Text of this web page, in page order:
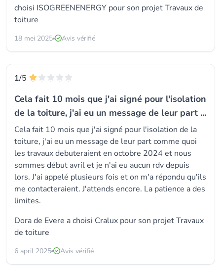
choisi ISOGREENENERGY pour son projet Travaux de
toiture
18 mei 2025 Avis vérifié
1/5
Cela fait 10 mois que j'ai signé pour l'isolation
de la toiture, j'ai eu un message de leur part ...
Cela fait 10 mois que j'ai signé pour l'isolation de la
toiture, j'ai eu un message de leur part comme quoi
les travaux debuteraient en octobre 2024 et nous
sommes début avril et je n'ai eu aucun rdv depuis
lors. J'ai appelé plusieurs fois et on m'a répondu qu'ils
me contacteraient. J'attends encore. La patience a des
limites.
Dora de Evere a choisi Cralux pour son projet Travaux
de toiture
6 april 2025 Avis vérifié